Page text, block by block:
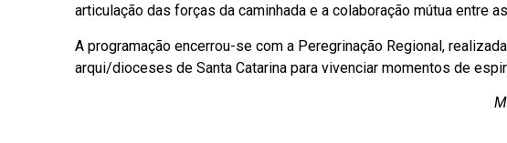
articulação das forças da caminhada e a colaboração mútua entre
A programação encerrou-se com a Peregrinação Regional,
arqui/dioceses de Santa Catarina para vivenciar momentos de